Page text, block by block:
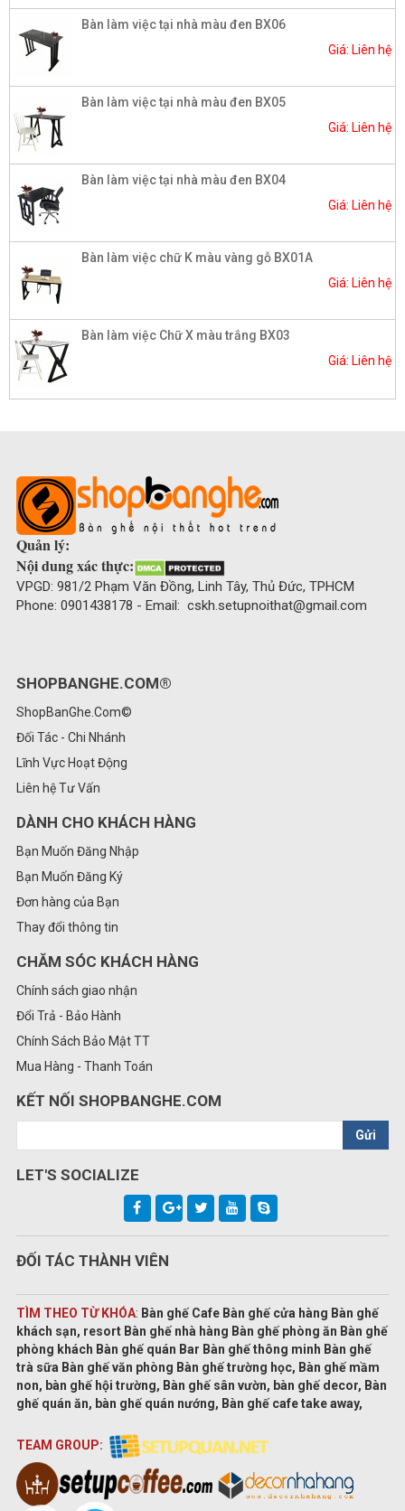
Bàn làm việc tại nhà màu đen BX06
Giá: Liên hệ
Bàn làm việc tại nhà màu đen BX05
Giá: Liên hệ
Bàn làm việc tại nhà màu đen BX04
Giá: Liên hệ
Bàn làm việc chữ K màu vàng gỗ BX01A
Giá: Liên hệ
Bàn làm việc Chữ X màu trắng BX03
Giá: Liên hệ
Quản lý:
Nội dung xác thực:
VPGD: 981/2 Phạm Văn Đồng, Linh Tây, Thủ Đức, TPHCM
Phone: 0901438178 - Email: cskh.setupnoithat@gmail.com
SHOPBANGHE.COM®
ShopBanGhe.Com©
Đối Tác - Chi Nhánh
Lĩnh Vực Hoạt Động
Liên hệ Tư Vấn
DÀNH CHO KHÁCH HÀNG
Bạn Muốn Đăng Nhập
Bạn Muốn Đăng Ký
Đơn hàng của Bạn
Thay đổi thông tin
CHĂM SÓC KHÁCH HÀNG
Chính sách giao nhận
Đổi Trả - Bảo Hành
Chính Sách Bảo Mật TT
Mua Hàng - Thanh Toán
KẾT NỐI SHOPBANGHE.COM
Gửi
LET'S SOCIALIZE
ĐỐI TÁC THÀNH VIÊN
TÌM THEO TỪ KHÓA: Bàn ghế Cafe Bàn ghế cửa hàng Bàn ghế
khách sạn, resort Bàn ghế nhà hàng Bàn ghế phòng ăn Bàn ghế
phòng khách Bàn ghế quán Bar Bàn ghế thông minh Bàn ghế
trà sữa Bàn ghế văn phòng Bàn ghế trường học, Bàn ghế mầm
non, bàn ghế hội trường, Bàn ghế sân vườn, bàn ghế decor, Bàn
ghế quán ăn, bàn ghế quán nướng, Bàn ghế cafe take away,
TEAM GROUP: